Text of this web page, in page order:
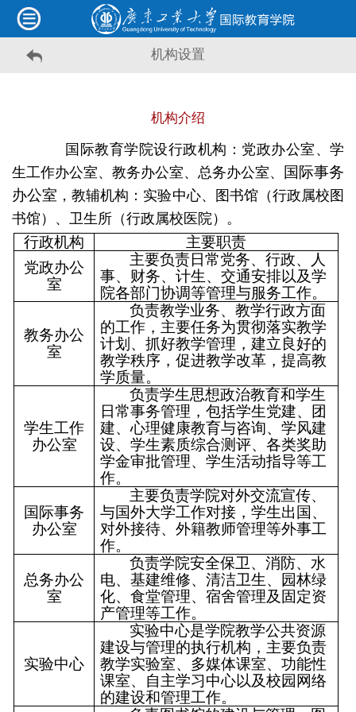
机构设置
机构介绍
国际教育学院设行政机构：党政办公室、 学
生工作办公室、 教务办公室、总务办公室、 国际事务
办公室 ，教辅机构： 实验中心、图书馆（行政属校图
书馆） 、 卫生所（行政属校医院）。
行政机构
主要职责
党政办公
室
主要负责日常党务、行政、人
事、财务、计生、交通安排以及学
院各部门协调等管理与服务工作。
教务办公
室
负责教学业务、教学行政方面
的工作，主要任务为贯彻落实教学
计划、抓好教学管理，建立良好的
教学秩序，促进教学改革，提高教
学质量。
学生工作
办公室
负责学生思想政治教育和学生
日常事务管理，包括学生党建、团
建、心理健康教育与咨询、学风建
设、学生素质综合测评、各类奖助
学金审批管理、学生活动指导等工
作。
国际事务
办公室
主要负责学院对外交流宣传、
与国外大学工作对接，学生出国、
对外接待、外籍教师管理等外事工
作。
总务办公
室
负责学院安全保卫、消防、水
电、基建维修、清洁卫生、园林绿
化、食堂管理、宿舍管理及固定资
产管理等工作。
实验中心
实验中心是学院教学公共资源
建设与管理的执行机构，主要负责
教学实验室、多媒体课室、功能性
课室、自主学习中心以及校园网络
的建设和管理工作。